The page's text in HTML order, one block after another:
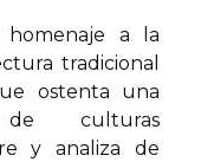
a la
tradicional
ostenta una
de culturas
y analiza de